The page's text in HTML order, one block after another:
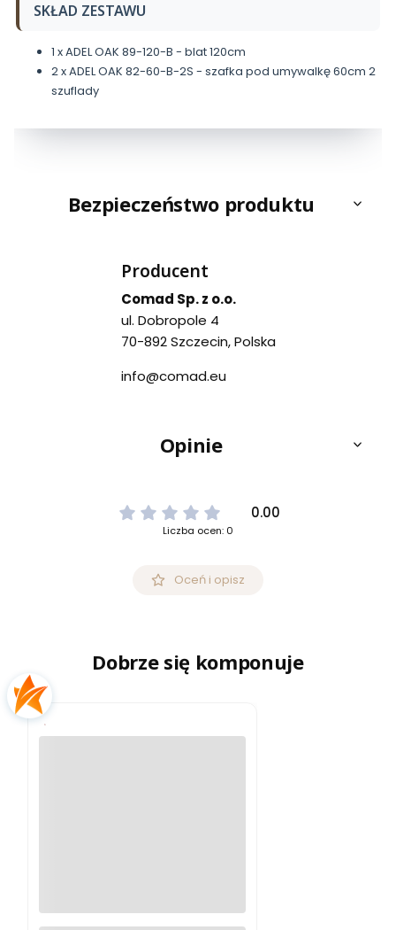
SKŁAD ZESTAWU
1 x ADEL OAK 89-120-B - blat 120cm
2 x ADEL OAK 82-60-B-2S - szafka pod umywalkę 60cm 2
szuflady
Bezpieczeństwo produktu
Producent
Comad Sp. z o.o.
ul. Dobropole 4
70-892 Szczecin, Polska
info@comad.eu
Opinie
0.00
Liczba ocen: 0
Oceń i opisz
Dobrze się komponuje